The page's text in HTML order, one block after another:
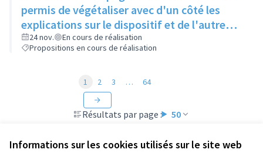
Informations sur les cookies utilisés sur le site web
permis de végétaliser avec d'un côté les
explications sur le dispositif et de l'autre
côté des exemples concrets de lieux à
investir
24 nov.
En cours de réalisation
Propositions en cours de réalisation
Résultats par page : 50
1 2 3 … 64